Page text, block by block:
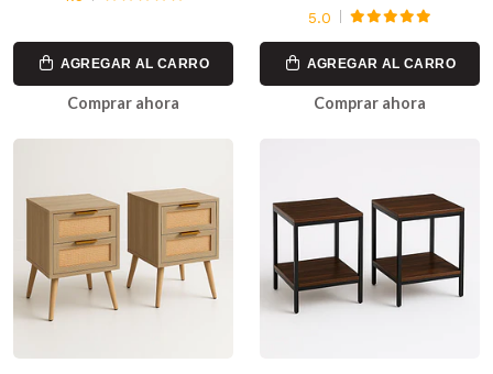
AGREGAR AL CARRO
Comprar ahora
5.0
AGREGAR AL CARRO
Comprar ahora